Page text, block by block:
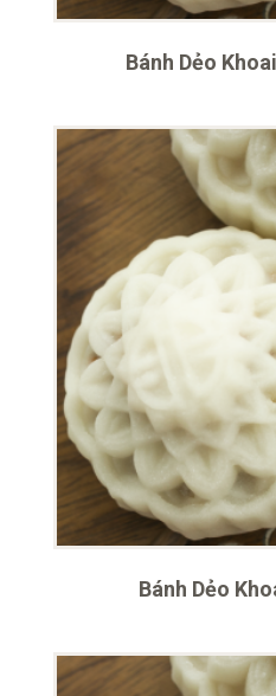
Bánh Dẻo
Bánh Dẻo